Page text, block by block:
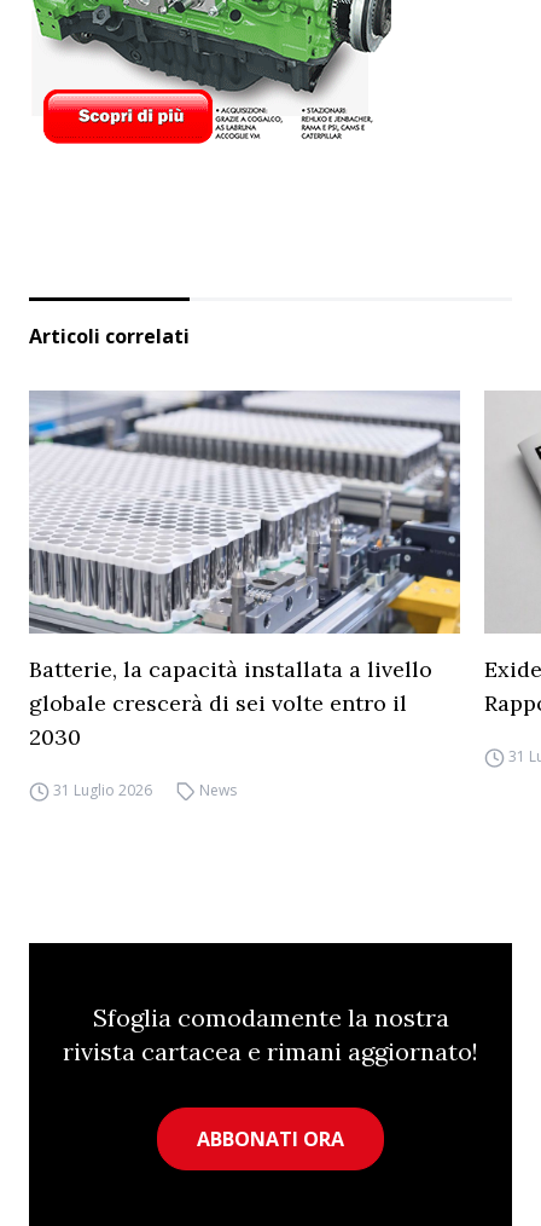
Articoli correlati
Batterie, la capacità installata a livello
globale crescerà di sei volte entro il
2030
31 Luglio 2026 News
31
Sfoglia comodamente la nostra
rivista cartacea e rimani aggiornato!
ABBONATI ORA